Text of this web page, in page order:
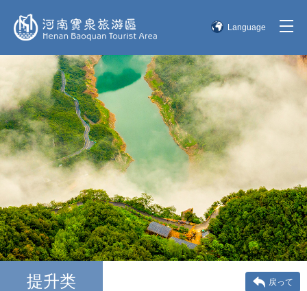
Language
English
한국어
日本語
提升类 戻って